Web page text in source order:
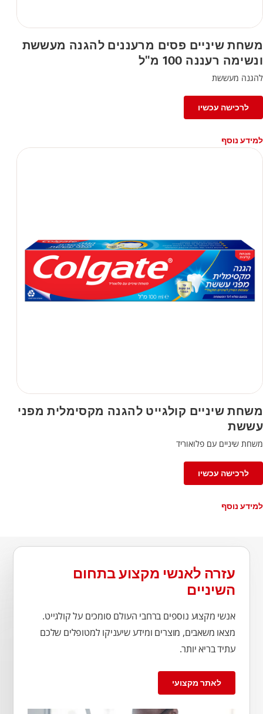
משחת שיניים פסים מרעננים להגנה מעששת
ונשימה רעננה 100 מ"ל
להגנה מעששת
לרכישה עכשיו
למידע נוסף
משחת שיניים קולגייט להגנה מקסימלית מפני
עששת
משחת שיניים עם פלואוריד
לרכישה עכשיו
למידע נוסף
עזרה לאנשי מקצוע בתחום
השיניים
אנשי מקצוע נוספים ברחבי העולם סומכים על קולגייט.
מצאו משאבים, מוצרים ומידע שיעניקו למטופלים שלכם
עתיד בריא יותר.
לאתר מקצועי